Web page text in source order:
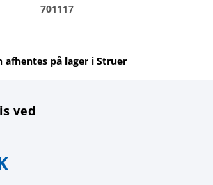
701117
afhentes på lager i Struer
ved